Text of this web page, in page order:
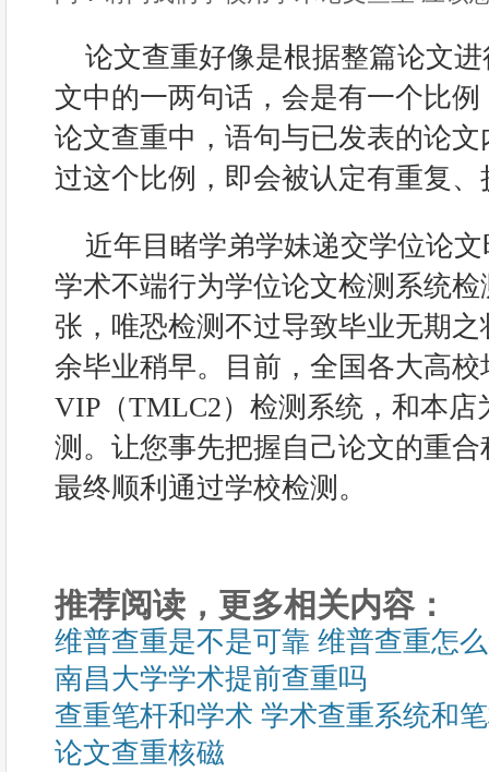
论文查重好像是根据整篇论文
文中的一两句话，会是有一个比
论文查重中，语句与已发表的论
过这个比例，即会被认定有重复
近年目睹学弟学妹递交学位论
学术不端行为学位论文检测系统
张，唯恐检测不过导致毕业无期
余毕业稍早。目前，全国各大高
VIP（TMLC2）检测系统，和本
测。让您事先把握自己论文的重
最终顺利通过学校检测。
推荐阅读，更多相关内容：
维普查重是不是可靠 维普查重怎
南昌大学学术提前查重吗
查重笔杆和学术 学术查重系统和
论文查重核磁